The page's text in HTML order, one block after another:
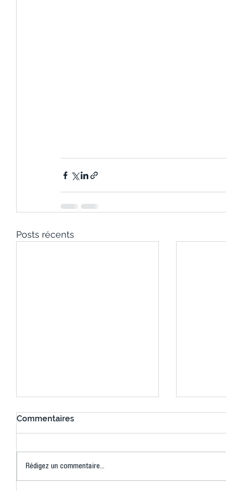
Posts récents
Commentaires
Rédigez un commentaire...